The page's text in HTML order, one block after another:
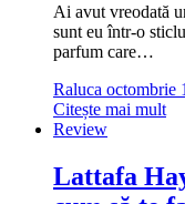
Ai avut vreodată
sunt eu într-o
parfum care…
Raluca octombrie
Citește mai mult
Review
Lattafa